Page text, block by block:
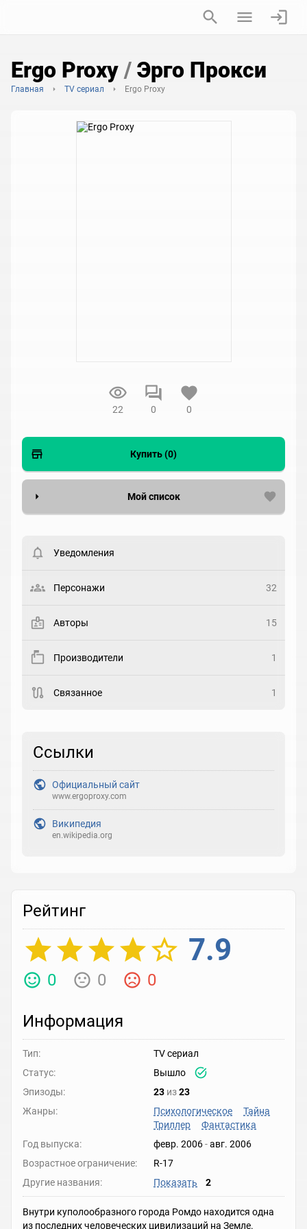
Ergo Proxy / Эрго Прокси
Главная TV сериал Ergo Proxy
22 0 0
Купить (0)
Мой список
Статус
Рейтинг
Реакция
Уведомления
Персонажи 32
Авторы 15
Производители 1
Связанное 1
Ссылки
Официальный сайт
www.ergoproxy.com
Википедия
en.wikipedia.org
Рейтинг
7.9
0 0 0
Информация
Тип:
TV сериал
Статус:
Вышло
Эпизоды:
23 из23
Жанры:
Психологическое
Тайна
Триллер
Фантастика
Год выпуска:
февр. 2006-авг. 2006
Возрастное ограничение:
R-17
Другие названия:
Показать 2
Внутри куполообразного города Ромдо находится одна
из последних человеческих цивилизаций на Земле.